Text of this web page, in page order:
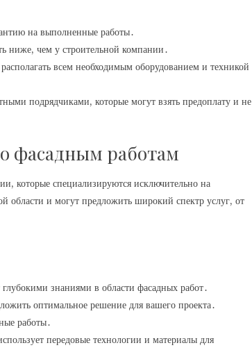
на выполненные работы․
ниже, чем у строительной компании․
всем необходимым оборудованием и техникой
подрядчиками, которые могут взять предоплату и не
фасадным работам
которые специализируются исключительно на
области и могут предложить широкий спектр услуг, от
знаниями в области фасадных работ․
оптимальное решение для вашего проекта․
работы․
передовые технологии и материалы для